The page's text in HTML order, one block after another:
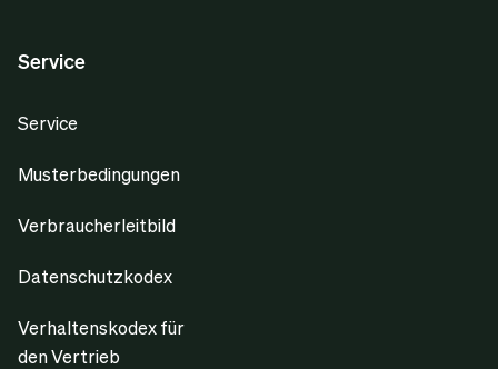
Service
Service
Musterbedingungen
Verbraucherleitbild
Datenschutzkodex
Verhaltenskodex für
den Vertrieb